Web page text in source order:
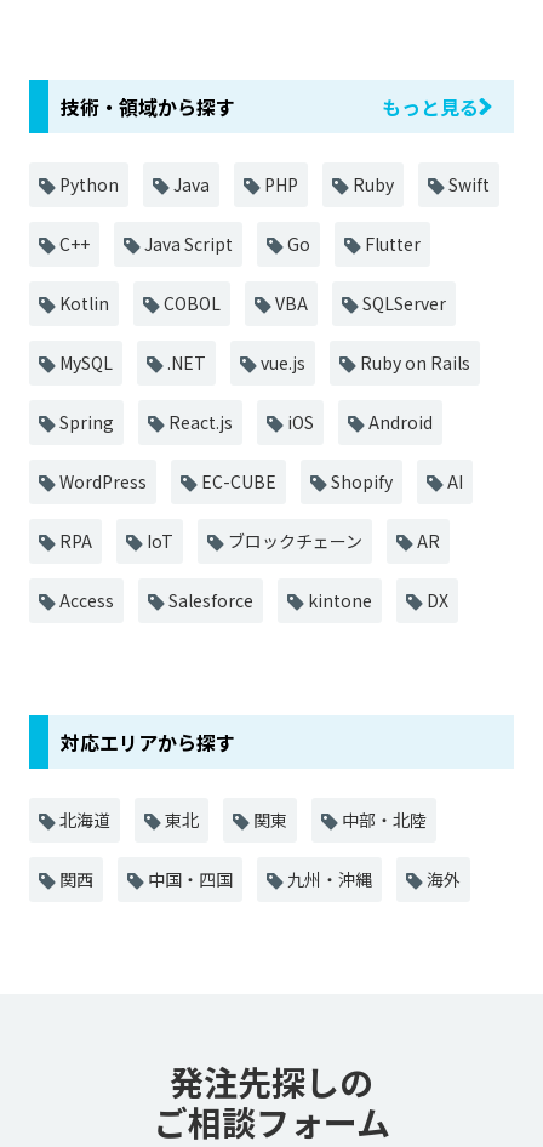
技術・領域から探す もっと見る
Python Java PHP Ruby Swift
C++ Java Script Go Flutter
Kotlin COBOL VBA SQLServer
MySQL .NET vue.js Ruby on Rails
Spring React.js iOS Android
WordPress EC-CUBE Shopify AI
RPA IoT ブロックチェーン AR
Access Salesforce kintone DX
対応エリアから探す
北海道 東北 関東 中部・北陸
関西 中国・四国 九州・沖縄 海外
発注先探しの
ご相談フォーム